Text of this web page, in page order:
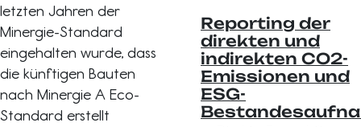
letzten Jahren der
Minergie-Standard
eingehalten wurde, dass
die künftigen Bauten
nach Minergie A Eco-
Standard erstellt
Reporting der
direkten und
indirekten CO2-
Emissionen und
ESG-